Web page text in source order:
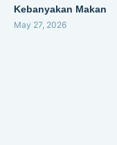
Kebanyakan Makan
May 27, 2026